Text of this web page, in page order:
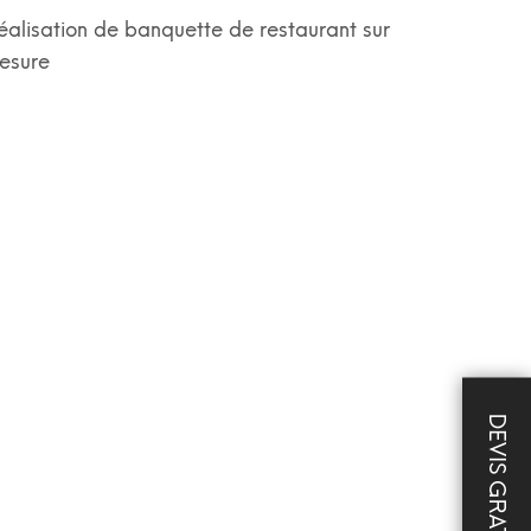
de banquette de restaurant sur
DEVIS GRATUIT